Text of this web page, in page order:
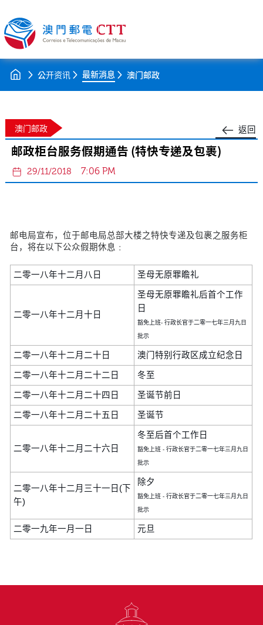
公开资讯 最新消息 澳门邮政
返回
澳门邮政
邮政柜台服务假期通告 (特快专递及包裹)
29/11/2018 7:06 PM
邮电局宣布，位于邮电局总部大楼之特快专递及包裹之服务柜
台，将在以下公众假期休息﹕
二零一八年十二月八日 圣母无原罪瞻礼
二零一八年十二月十日
圣母无原罪瞻礼后首个工作
日
豁免上班- 行政长官于二零一七年三月九日
批示
二零一八年十二月二十日 澳门特别行政区成立纪念日
二零一八年十二月二十二日 冬至
二零一八年十二月二十四日 圣诞节前日
二零一八年十二月二十五日 圣诞节
二零一八年十二月二十六日
冬至后首个工作日
豁免上班 - 行政长官于二零一七年三月九日
批示
二零一八年十二月三十一日(下
午)
除夕
豁免上班 - 行政长官于二零一七年三月九日
批示
二零一九年一月一日 元旦